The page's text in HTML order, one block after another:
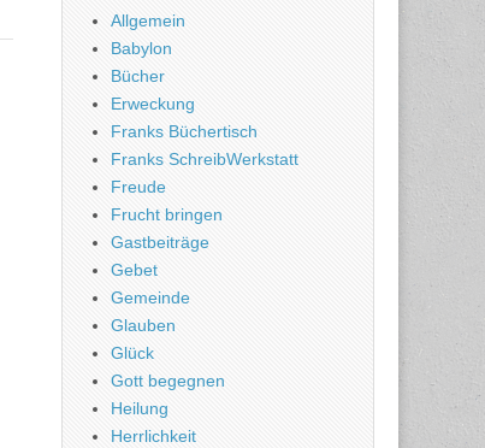
Allgemein
Babylon
Bücher
Erweckung
Franks Büchertisch
Franks SchreibWerkstatt
Freude
Frucht bringen
Gastbeiträge
Gebet
Gemeinde
Glauben
Glück
Gott begegnen
Heilung
Herrlichkeit